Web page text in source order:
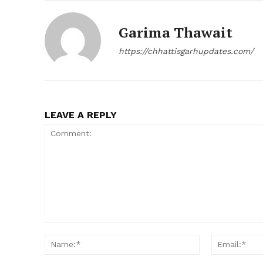
Garima Thawait
https://chhattisgarhupdates.com/
LEAVE A REPLY
Name:*